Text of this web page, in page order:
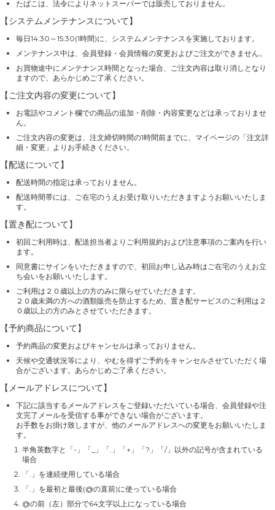
たばこは、法令によりネットスーパーでは販売しておりません。
【システムメンテナンスについて】
毎日14:30～15:30(1時間)に、システムメンテナンスを実施しております。
メンテナンス中は、会員登録・会員情報の変更およびご注文ができません。
お買物途中にメンテナンス時間となった場合、ご注文内容は取り消しとなり
ますので、あらかじめご了承ください。
【ご注文内容の変更について】
お電話やコメント欄での商品の追加・削除・内容変更などは承っておりませ
ん。
ご注文内容の変更は、注文締切時間の1時間前までに、マイページの「注文詳
細・変更」よりお手続きください。
【配送について】
配送時間の指定は承っておりません。
配送時間帯には、ご在宅のうえお受け取りいただきますようお願いいたしま
す。
【置き配について】
初回ご利用時は、配送担当者よりご利用規約および注意事項のご案内を行い
ます。
同意書にサインをいただきますので、初回お申し込み時はご在宅のうえお立
ち会いをお願いいたします。
ご利用は２０歳以上の方のみに限らせていただきます。
２０歳未満の方への酒類販売を防止するため、置き配サービスのご利用は２
０歳以上の方のみとさせていただきます。
【予約商品について】
予約商品の変更およびキャンセルは承っておりません。
天候や交通状況等により、やむを得ずご予約をキャンセルさせていただく場
合がございます。あらかじめご了承ください。
【メールアドレスについて】
下記に該当するメールアドレスをご登録いただいている場合、会員登録や注
文完了メールを受信する事ができない場合がございます。
お手数をお掛け致しますが、他のメールアドレスへの変更をお願いいたしま
す。
半角英数字と「-」「_」「.」「+」「?」「/」以外の記号が含まれている
場合
「.」を連続使用している場合
「.」を最初と最後(@の直前)に使っている場合
@の前（左）部分で64文字以上になっている場合